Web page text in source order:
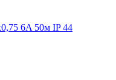
6A 50м IP 44